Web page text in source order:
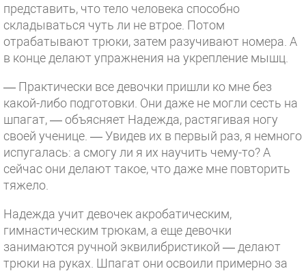
представить, что тело человека способно
складываться чуть ли не втрое. Потом
отрабатывают трюки, затем разучивают номера. А
в конце делают упражнения на укрепление мышц.
— Практически все девочки пришли ко мне без
какой-либо подготовки. Они даже не могли сесть на
шпагат, — объясняет Надежда, растягивая ногу
своей ученице. — Увидев их в первый раз, я немного
испугалась: а смогу ли я их научить чему-то? А
сейчас они делают такое, что даже мне повторить
тяжело.
Надежда учит девочек акробатическим,
гимнастическим трюкам, а еще девочки
занимаются ручной эквилибристикой — делают
трюки на руках. Шпагат они освоили примерно за